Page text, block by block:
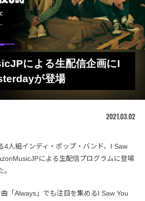
による生配信企画にI
が登場
2021.03.02
4人組インディ・ポップ・バンド、I Saw
による生配信プログラムに登場
「Always」でも注目を集めるI Saw You